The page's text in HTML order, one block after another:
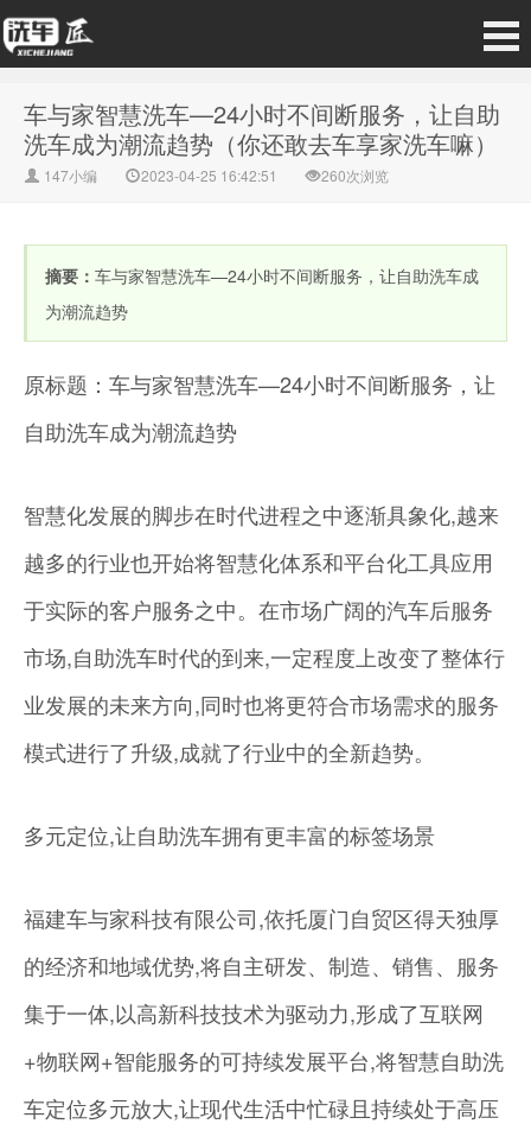
车与家智慧洗车—24小时不间断服务，让自助
洗车成为潮流趋势（你还敢去车享家洗车嘛）
147小编 2023-04-25 16:42:51 260次浏览
摘要： 车与家智慧洗车—24小时不间断服务，让自助洗车成
为潮流趋势
原标题：车与家智慧洗车—24小时不间断服务，让
自助洗车成为潮流趋势
智慧化发展的脚步在时代进程之中逐渐具象化,越来
越多的行业也开始将智慧化体系和平台化工具应用
于实际的客户服务之中。在市场广阔的汽车后服务
市场,自助洗车时代的到来,一定程度上改变了整体行
业发展的未来方向,同时也将更符合市场需求的服务
模式进行了升级,成就了行业中的全新趋势。
多元定位,让自助洗车拥有更丰富的标签场景
福建车与家科技有限公司,依托厦门自贸区得天独厚
的经济和地域优势,将自主研发、制造、销售、服务
集于一体,以高新科技技术为驱动力,形成了互联网
+物联网+智能服务的可持续发展平台,将智慧自助洗
车定位多元放大,让现代生活中忙碌且持续处于高压